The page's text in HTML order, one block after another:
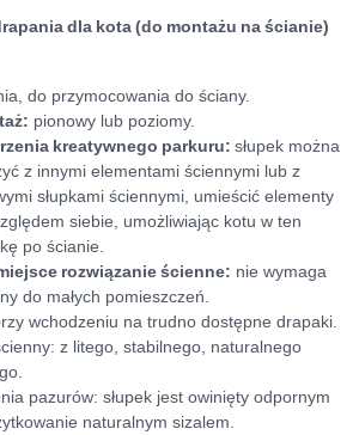
dla kota (do montażu na ścianie)
do przymocowania do ściany.
pionowy lub poziomy.
kreatywnego parkuru: słupek można
z innymi elementami ściennymi lub z
słupkami ściennymi, umieścić elementy
siebie, umożliwiając kotu w ten
po ścianie.
rozwiązanie ścienne: nie wymaga
do małych pomieszczeń.
wchodzeniu na trudno dostępne drapaki.
z litego, stabilnego, naturalnego
pazurów: słupek jest owinięty odpornym
naturalnym sizalem.